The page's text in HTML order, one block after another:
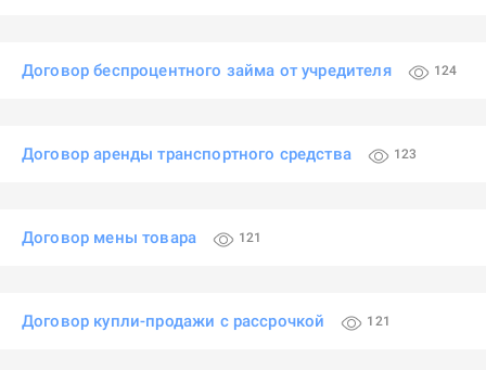
Договор беспроцентного займа от учредителя 124
Договор аренды транспортного средства 123
Договор мены товара 121
Договор купли-продажи с рассрочкой 121